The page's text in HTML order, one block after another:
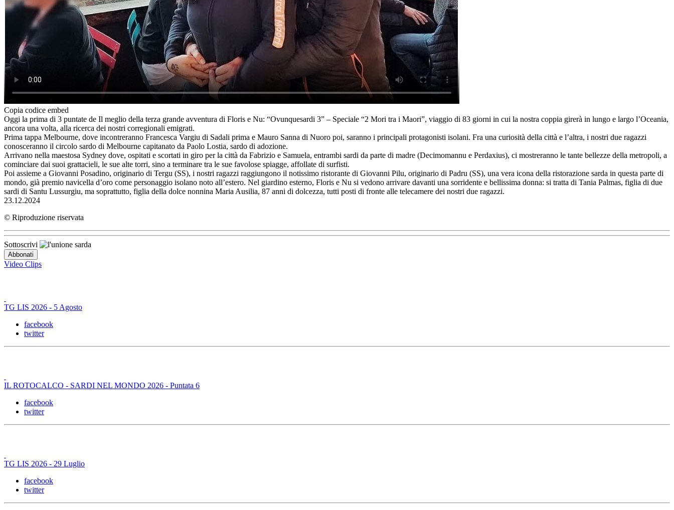
Copia codice embed
Oggi la prima di 3 puntate de Il meglio della terza grande avventura di Floris e Nu: “Ovunquesardi 3” – Speciale “2 Mori tra i Maori”, viaggio di 83 giorni in cui la nostra coppia girerà in lungo e largo l’Oceania,
ancora una volta, alla ricerca dei nostri corregionali emigrati.
Prima tappa Melbourne, dove incontreranno Francesca Vargiu di Sadali prima e Mauro Sanna di Nuoro poi, saranno i principali protagonisti isolani. Fra una curiosità della città e l’altra, i nostri due ragazzi
conosceranno il circolo sardo di Melbourne capitanato da Paolo Lostia, sardo di adozione.
Arrivano nella maestosa Sydney dove, ospitati e scortati in giro per la città da Fabrizio e Samuela, entrambi sardi da parte di madre (Decimomannu e Perdaxius), ci mostreranno le tante bellezze della metropoli, a
cominciare dai suoi grattacieli, le sue alte torri, sino a terminare tra le sue favolose spiagge, affollate di surfisti.
Poi assieme a Giovanni Posadino, originario di Tergu (SS), i nostri ragazzi raggiungono il notissimo ristorante di Giovanni Pilu, originario di Padru (SS), una vera icona della ristorazione sarda in questa parte di
mondo, già premio navicella d’oro come personaggio isolano noto all’estero. Nel giardino esterno, Floris e Nu si vedono arrivare davanti una sorridente e bellissima donna: si tratta di Tania Palmas, figlia di due
sardi di Santu Lussurgiu, ma soprattutto, figlia della dolce nonnina Maria Ausilia, 87 anni di dolcezza, tutti posti di fronte alle telecamere dei nostri due ragazzi.
23.12.2024
© Riproduzione riservata
Sottoscrivi
Video Clips
TG LIS 2026 - 5 Agosto
facebook
twitter
IL ROTOCALCO - SARDI NEL MONDO 2026 - Puntata 6
facebook
twitter
TG LIS 2026 - 29 Luglio
facebook
twitter